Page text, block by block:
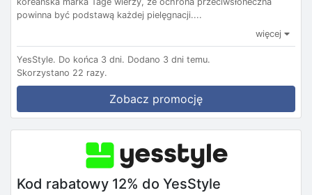
powinna być podstawą każdej pielęgnacji....
więcej
YesStyle. Do końca 3 dni. Dodano 3 dni temu.
Skorzystano 22 razy.
Zobacz promocję
Kod rabatowy 12% do YesStyle